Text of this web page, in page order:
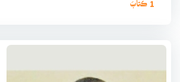
1 ڪتابَ